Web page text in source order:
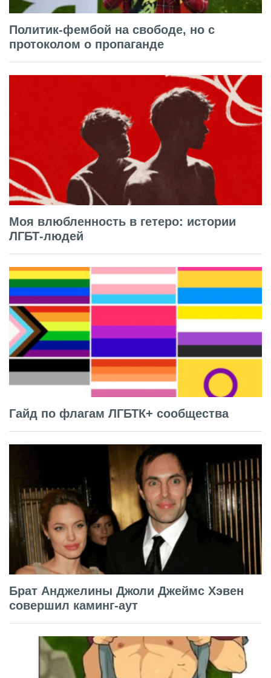
Политик-фембой на свободе, но с
протоколом о пропаганде
Моя влюбленность в гетеро: истории
ЛГБТ-людей
Гайд по флагам ЛГБТК+ сообщества
Брат Анджелины Джоли Джеймс Хэвен
совершил каминг-аут